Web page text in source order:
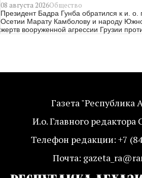
08 августа 2026Общество
Президент Бадра Гунба обратился к и.
Осетии Марату Камболову и народу
жертв вооруженной агрессии Грузии
Газета "Республика
И.о. Главного редактора
Телефон редакции: +7
Почта: